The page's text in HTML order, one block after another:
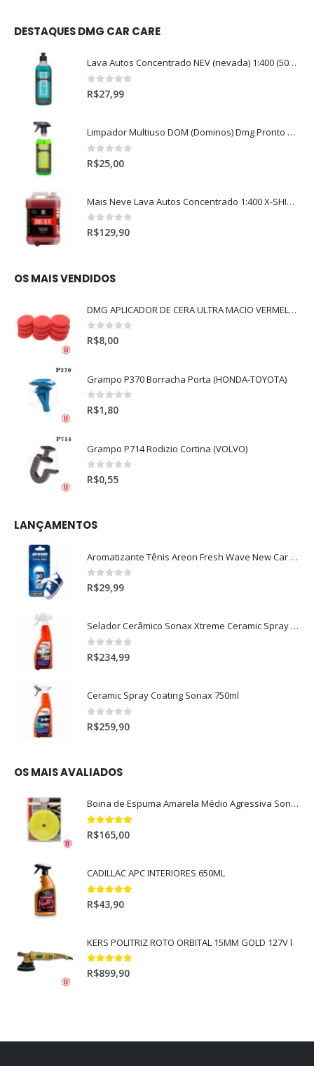
DESTAQUES DMG CAR CARE
Lava Autos Concentrado NEV (nevada) 1:400 (500ml)
0 out of 5
R$27,99
Limpador Multiuso DOM (Dominos) Dmg Pronto P/Uso (500ml)
0 out of 5
R$25,00
Mais Neve Lava Autos Concentrado 1:400 X-SHINE 5Litros
0out of 5
R$129,90
OS MAIS VENDIDOS
DMG APLICADOR DE CERA ULTRA MACIO VERMELHO l
0out of 5
R$8,00
Grampo P370 Borracha Porta (HONDA-TOYOTA)
0out of 5
R$1,80
Grampo P714 Rodizio Cortina (VOLVO)
0out of 5
R$0,55
LANÇAMENTOS
Aromatizante Tênis Areon Fresh Wave New Car / Carro Novo
0out of 5
R$29,99
Selador Cerâmico Sonax Xtreme Ceramic Spray + Seal (750ml)
0out of 5
R$234,99
Ceramic Spray Coating Sonax 750ml
0out of 5
R$259,90
OS MAIS AVALIADOS
Boina de Espuma Amarela Médio Agressiva Sonax (5")
5.00out of 5
R$165,00
CADILLAC APC INTERIORES 650ML
5.00out of 5
R$43,90
KERS POLITRIZ ROTO ORBITAL 15MM GOLD 127V l
5.00out of 5
R$899,90